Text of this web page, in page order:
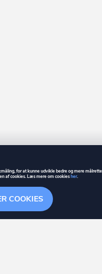
Menu
ownr ApS – CVR nr.: 36 40 88
Glostrup, info@ownr.dk
COOKIES
for at kunne udvikle bedre og mere
af cookies. Læs mere om cookiesher.